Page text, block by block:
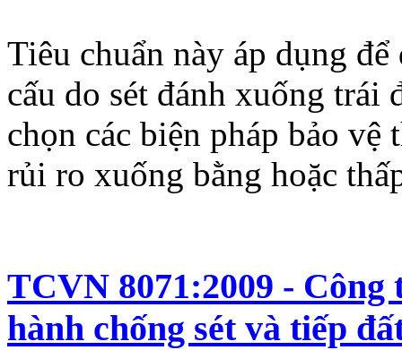
Tiêu chuẩn này áp dụng
cấu do sét đánh xuống trái
chọn các biện pháp bảo
rủi ro xuống bằng hoặc
TCVN 8071:2009 -
hành chống sét và tiếp